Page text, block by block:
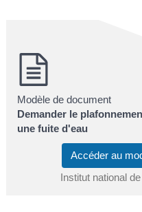
Modèle de document
Demander le
une fuite d'eau
Accéder au
Institut national